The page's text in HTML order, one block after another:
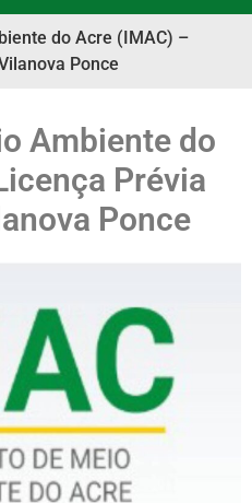
do Acre (IMAC) –
Ponce
Ambiente do
Prévia
Ponce